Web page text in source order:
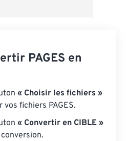
PAGES en
« Choisir les fichiers »
fichiers PAGES.
« Convertir en CIBLE »